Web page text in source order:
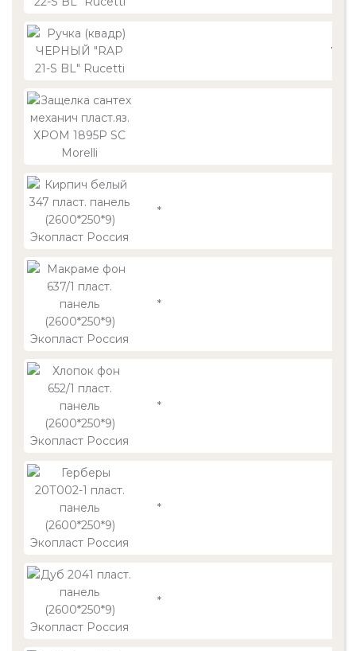
1
*
*
*
*
*